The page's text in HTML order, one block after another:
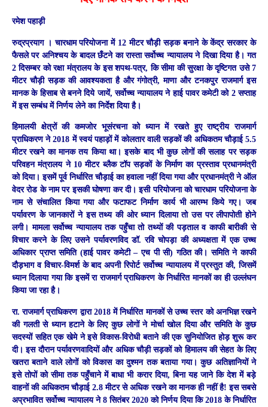
रमेश पहाड़ी
रुद्रप्रयाग । चारधाम परियोजना में 12 मीटर चौड़ी सड़क बनाने के केंद्र सरकार के
फैसले पर अनिश्चय के बादल छँटने का रास्ता सर्वोच्च न्यायालय ने दिखा दिया है। गत
2 दिसम्बर को रक्षा मंत्रालय के इस शपथ-पत्र, कि सीमा की सुरक्षा के दृष्टिगत उसे 7
मीटर चौड़ी सड़क की आवश्यकता है और गंगोत्री, माणा और टनकपुर राजमार्ग इस
मानक के हिसाब से बनने दिये जायें, सर्वोच्च न्यायालय ने हाई पावर कमेटी को 2 सप्ताह
में इस सम्बंध में निर्णय लेने का निर्देश दिया है।
हिमालयी क्षेत्रों की कमजोर भूसंरचना को ध्यान में रखते हुए राष्ट्रीय राजमार्ग
प्राधिकरण ने 2018 में स्वयं पहाड़ों में कोलतार वाली सड़कों की अधिकतम चौड़ाई 5.5
मीटर रखने का मानक तय किया था। इसके बाद भी कुछ लोगों की सलाह पर सड़क
परिवहन मंत्रालय ने 10 मीटर ब्लैक टॉप सड़कों के निर्माण का प्रस्ताव प्रधानमंत्री
को दिया। इसमें पूर्व निर्धारित चौड़ाई का हवाला नहीं दिया गया और प्रधानमंत्री ने ऑल
वेदर रोड के नाम पर इसकी घोषणा कर दी। इसी परियोजना को चारधाम परियोजना के
नाम से संचालित किया गया और फटाफट निर्माण कार्य भी आरम्भ किये गए। जब
पर्यावरण के जानकारों ने इस तथ्य की ओर ध्यान दिलाया तो उस पर लीपापोती होने
लगी। मामला सर्वोच्च न्यायालय तक पहुँचा तो तथ्यों की पड़ताल व काफी बारीकी से
विचार करने के लिए उसने पर्यावरणविद डॉ. रवि चोपड़ा की अध्यक्षता में एक उच्च
अधिकार प्राप्त समिति (हाई पावर कमेटी – एच पी सी) गठित की। समिति ने काफी
दौड़भाग व विचार-विमर्श के बाद अपनी रिपोर्ट सर्वोच्च न्यायालय में प्रस्तुत की, जिसमें
ध्यान दिलाया गया कि इसमें रा राजमार्ग प्राधिकरण के निर्धारित मानकों का ही उल्लंघन
किया जा रहा है।
रा. राजमार्ग प्राधिकरण द्वारा 2018 में निर्धारित मानकों से उच्च स्तर को अनभिज्ञ रखने
की गलती से ध्यान हटाने के लिए कुछ लोगों ने मोर्चा खोल दिया और समिति के कुछ
सदस्यों सहित एक खेमे ने इसे विकास-विरोधी बताने की एक सुनियोजित होड़ शुरू कर
दी। इस दौरान पर्यावरणवादियों और अधिक चौड़ी सड़कों को हिमालय की सेहत के लिए
खतरा बताने वाले लोगों को विकास का दुश्मन तक बताया गया। कुछ अतिज्ञानियों ने
इसे तोपों को सीमा तक पहुँचाने में बाधा भी करार दिया, बिना यह जाने कि देश में बड़े
वाहनों की अधिकतम चौड़ाई 2.8 मीटर से अधिक रखने का मानक ही नहीं है! इस सबसे
अप्रभावित सर्वोच्च न्यायालय ने 8 सितंबर 2020 को निर्णय दिया कि 2018 के निर्धारित